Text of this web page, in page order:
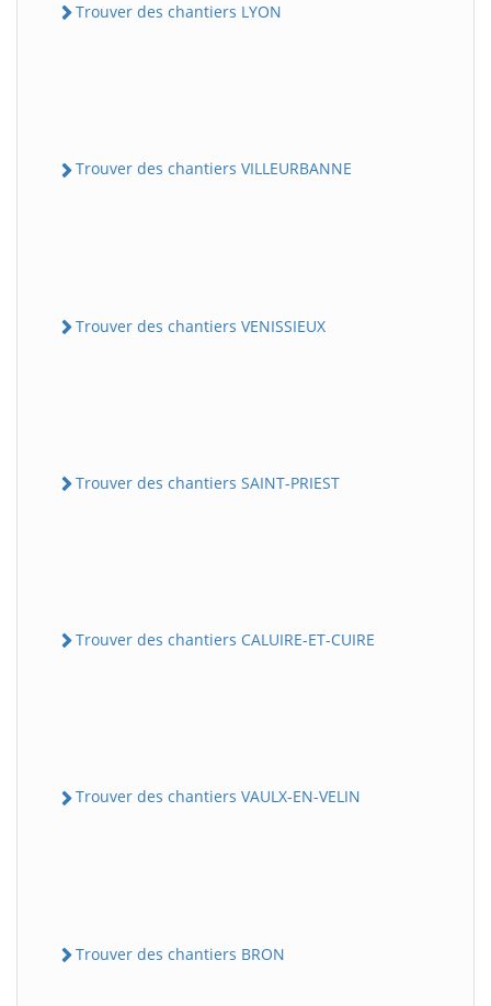
Trouver des chantiers LYON
Trouver des chantiers VILLEURBANNE
Trouver des chantiers VENISSIEUX
Trouver des chantiers SAINT-PRIEST
Trouver des chantiers CALUIRE-ET-CUIRE
Trouver des chantiers VAULX-EN-VELIN
Trouver des chantiers BRON